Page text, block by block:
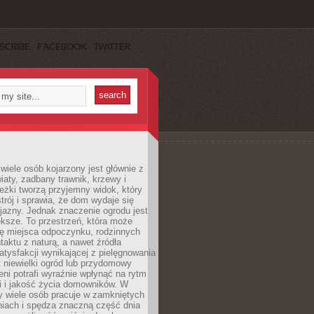
FACEBOOK TWITTER
osób kojarzony jest głównie z
zadbany trawnik, krzewy i
tworzą przyjemny widok, który
i sprawia, że dom wydaje się
Jednak znaczenie ogrodu jest
To przestrzeń, która może
miejsca odpoczynku, rodzinnych
z naturą, a nawet źródła
wynikającej z pielęgnowania
ogród lub przydomowy
potrafi wyraźnie wpłynąć na rytm
i jakość życia domowników. W
wiele osób pracuje w zamkniętych
i spędza znaczną część dnia